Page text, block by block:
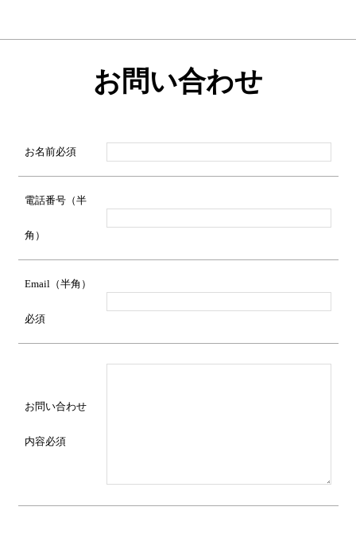
お問い合わせ
お名前必須
電話番号（半
角）
Email（半角）
必須
お問い合わせ
内容必須